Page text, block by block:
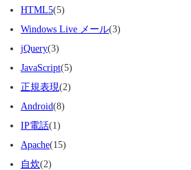
HTML5(5)
Windows Live メール(3)
jQuery(3)
JavaScript(5)
正規表現(2)
Android(8)
IP電話(1)
Apache(15)
自炊(2)